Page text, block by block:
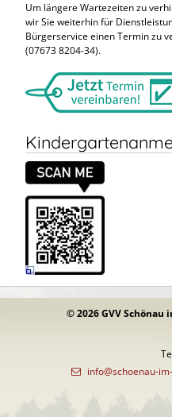
Um längere Wartezeiten zu
wir Sie weiterhin für
Bürgerservice einen Termin zu
(07673 8204-34).
© 2026 GVV Schönau
info@schoenau-